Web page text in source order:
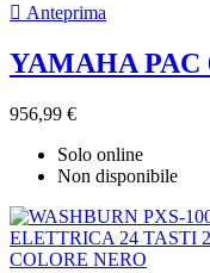
 Anteprima
YAMAHA PAC
956,99 €
Solo online
Non disponibile